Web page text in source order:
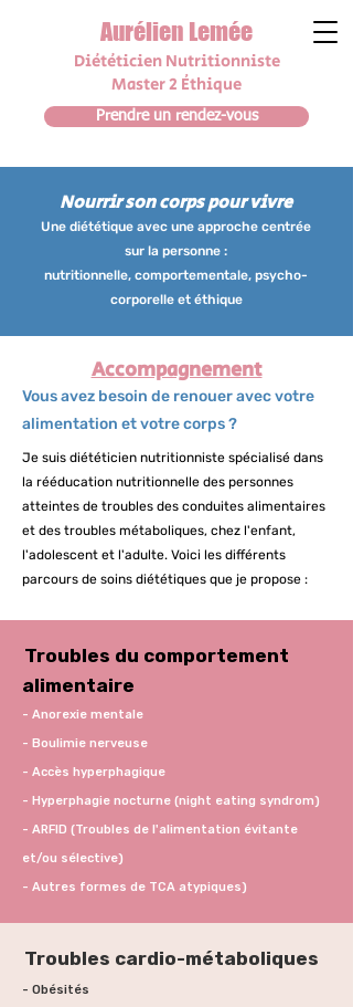
Aurélien Lemée
Diététicien Nutritionniste
Master 2 Éthique
Prendre un rendez-vous
Nourrir son corps pour vivre
Une diététique avec une approche centrée
sur la personne :
nutritionnelle, comportementale, psycho-
corporelle et éthique
Accompagnement
Vous avez besoin de renouer avec votre
alimentation et votre corps ?
Je suis diététicien nutritionniste spécialisé dans
la rééducation nutritionnelle des personnes
atteintes de troubles des conduites alimentaires
et des troubles métaboliques, chez l'enfant,
l'adolescent et l'adulte. Voici les différents
parcours de soins diététiques que je propose :
Troubles du comportement
alimentaire
- Anorexie mentale
- Boulimie nerveuse
- Accès hyperphagique
- Hyperphagie nocturne (night eating syndrom)
- ARFID (Troubles de l'alimentation évitante
et/ou sélective)
- Autres formes de TCA atypiques)
Troubles cardio-métaboliques
- Obésités